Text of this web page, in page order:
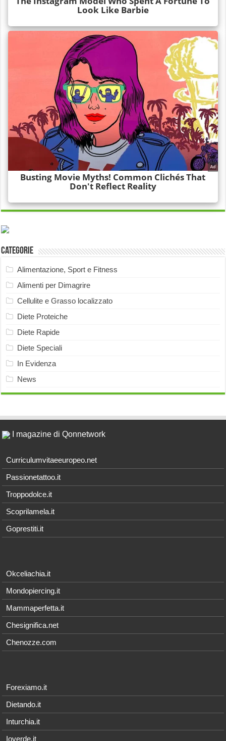
Categorie
Alimentazione, Sport e Fitness
Alimenti per Dimagrire
Cellulite e Grasso localizzato
Diete Proteiche
Diete Rapide
Diete Speciali
In Evidenza
News
I magazine di Qonnetwork
Curriculumvitaeeuropeo.net
Passionetattoo.it
Troppodolce.it
Scoprilamela.it
Goprestiti.it
Okceliachia.it
Mondopiercing.it
Mammaperfetta.it
Chesignifica.net
Chenozze.com
Forexiamo.it
Dietando.it
Inturchia.it
Ioverde.it